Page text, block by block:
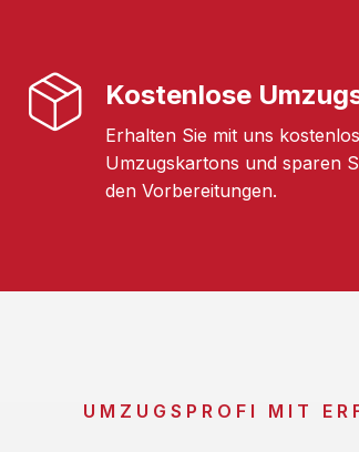
Kostenlose
Erhalten Sie mit uns
Umzugskartons und sparen
den Vorbereitungen.
UMZUGSPROFI MIT